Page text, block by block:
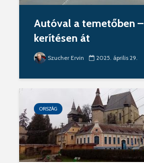
Autóval a temetőben –
kerítésen át
Szucher Ervin 2025. április 29.
ORSZÁG